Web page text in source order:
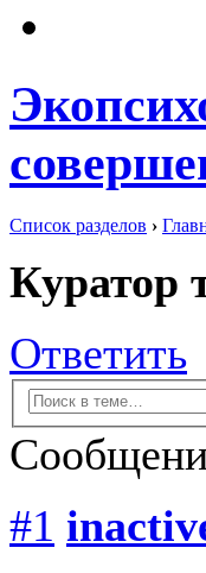
Список разделов ›
Куратор
Ответить
#1